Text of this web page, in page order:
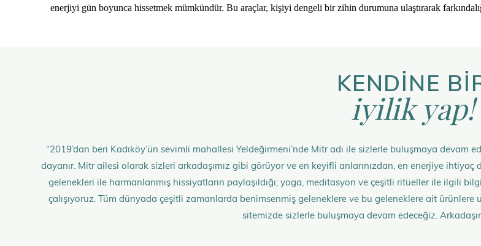
enerjiyi gün boyunca hissetmek mümkündür. Bu araçlar, kişiyi dengeli bir zihin durumuna ulaştırarak
KENDİNE
iyilik yap!
“2019’dan beri Kadıköy’ün sevimli mahallesi Yeldeğirmeni’nde Mitr adı ile sizlerle buluşmaya devam
dayanır. Mitr ailesi olarak sizleri arkadaşımız gibi görüyor ve en keyifli anlarınızdan, en enerjiye
gelenekleri ile harmanlanmış hissiyatların paylaşıldığı; yoga, meditasyon ve çeşitli ritüeller ile ilgili
çalışıyoruz. Tüm dünyada çeşitli zamanlarda benimsenmiş geleneklere ve bu geleneklere ait
sitemizde sizlerle buluşmaya devam edeceğiz.